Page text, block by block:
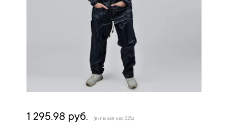
1 295.98 руб. (включая ндс 22%)